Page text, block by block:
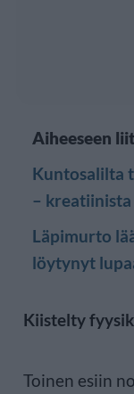
Aiheeseen
Kuntosalilta
–
Läpimurto
löytynyt
Kiistelty
Toinen esiin